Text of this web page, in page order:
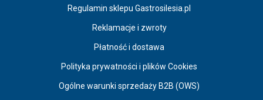
Regulamin sklepu Gastrosilesia.pl
Reklamacje i zwroty
Płatność i dostawa
Polityka prywatności i plików Cookies
Ogólne warunki sprzedaży B2B (OWS)